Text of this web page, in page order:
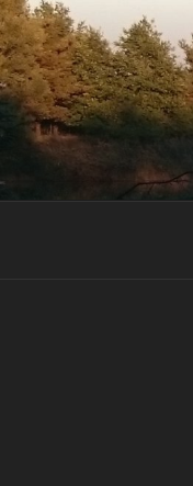
Zum
Inhalt
springen